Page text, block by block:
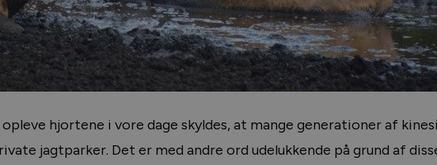
hjortene i vore dage skyldes, at mange generationer af
jagtparker. Det er med andre ord udelukkende på grund af